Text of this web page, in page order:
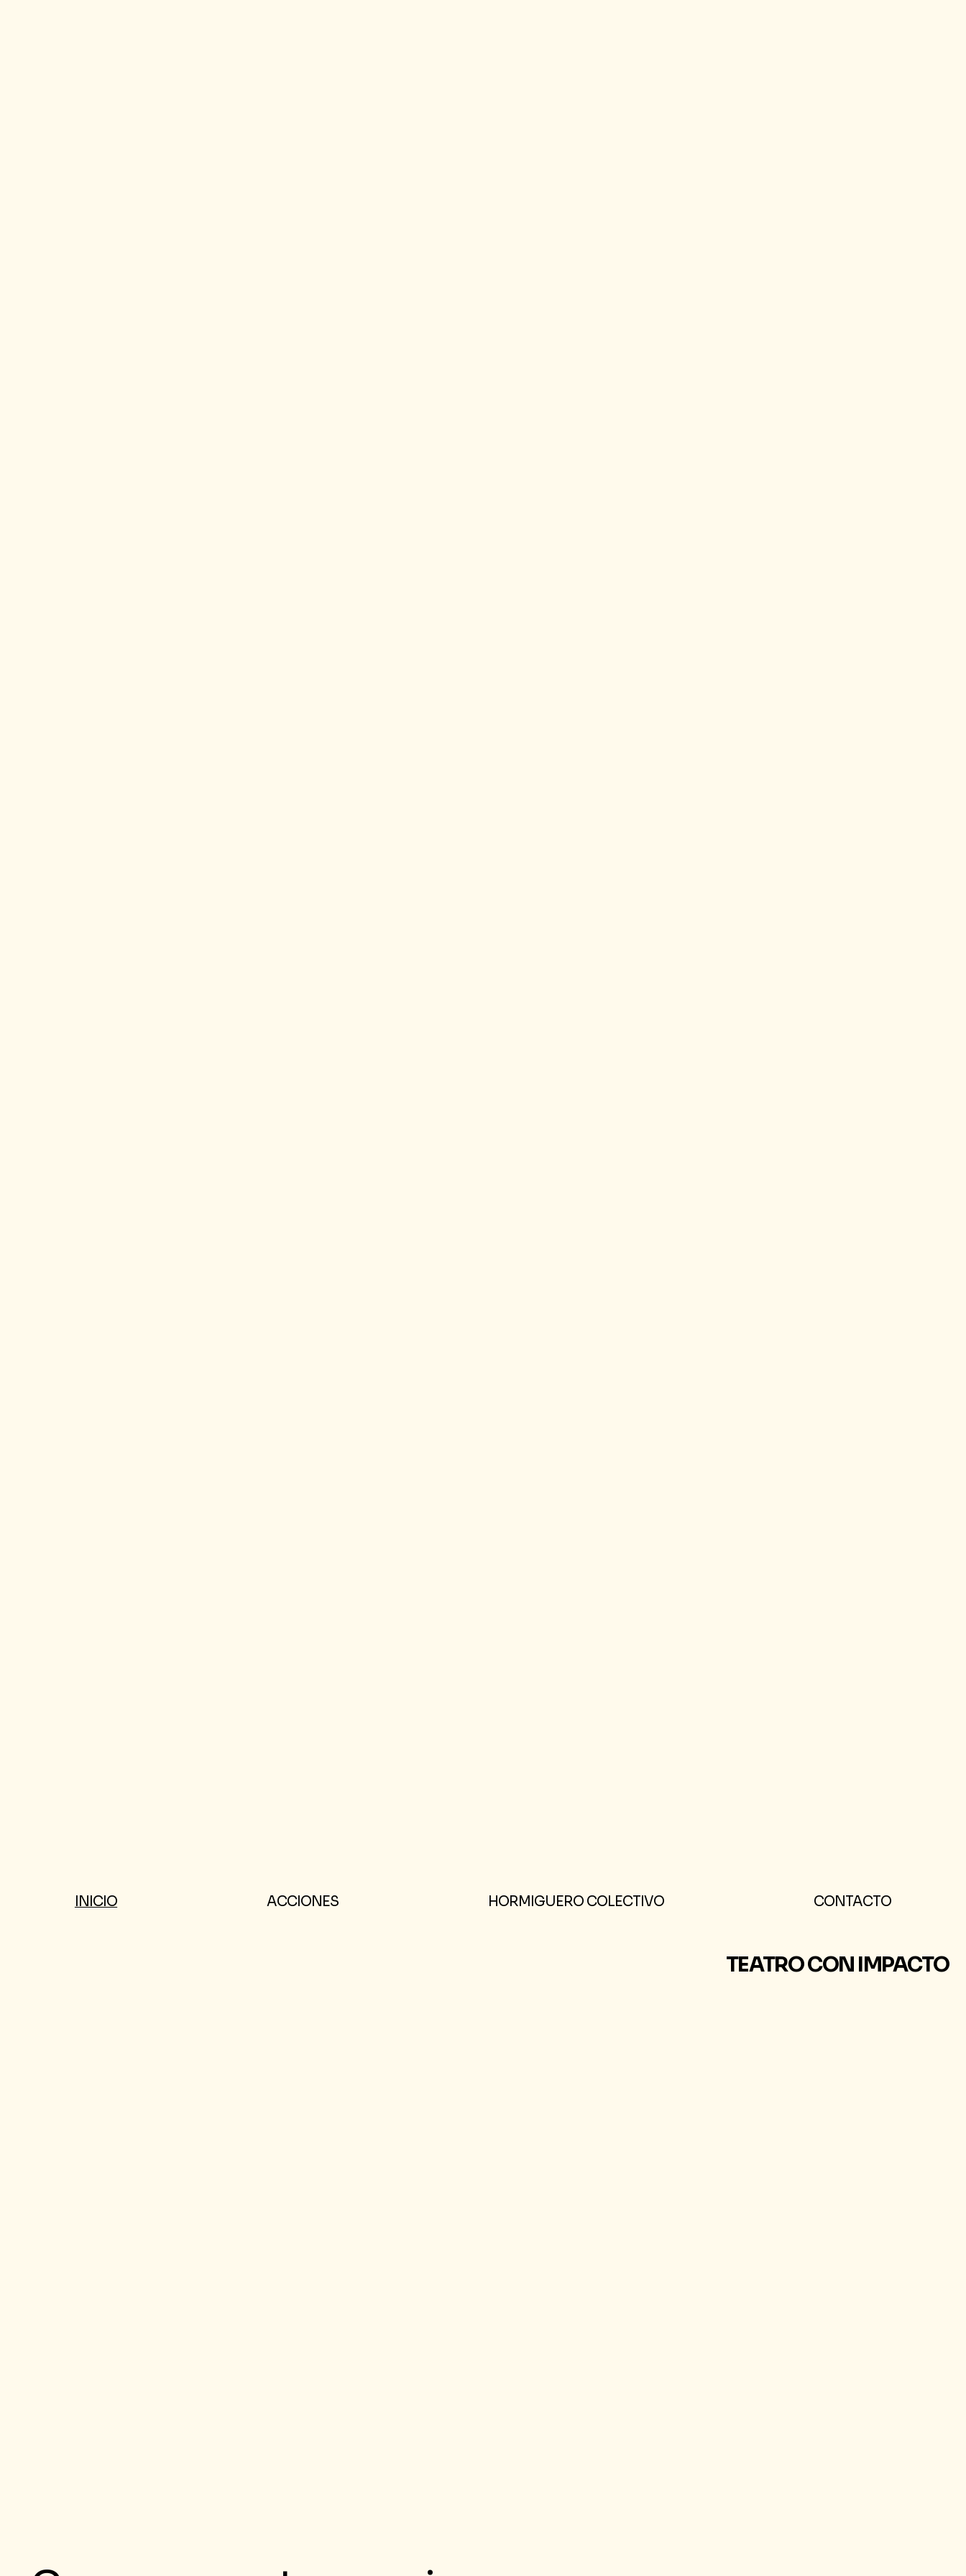
INICIO ACCIONES HORMIGUERO COLECTIVO CONTACTO
TEATRO CON IMPACTO